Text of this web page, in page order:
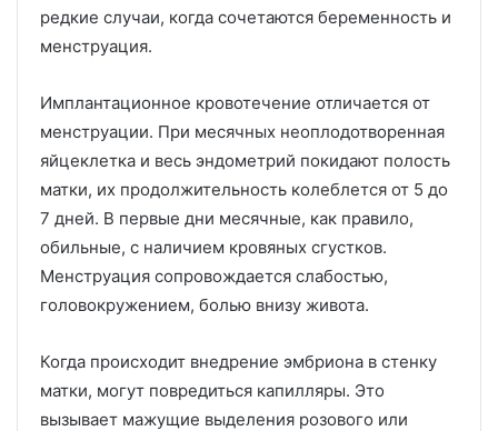
редкие случаи, когда сочетаются беременность и
менструация.
Имплантационное кровотечение отличается от
менструации. При месячных неоплодотворенная
яйцеклетка и весь эндометрий покидают полость
матки, их продолжительность колеблется от 5 до
7 дней. В первые дни месячные, как правило,
обильные, с наличием кровяных сгустков.
Менструация сопровождается слабостью,
головокружением, болью внизу живота.
Когда происходит внедрение эмбриона в стенку
матки, могут повредиться капилляры. Это
вызывает мажущие выделения розового или